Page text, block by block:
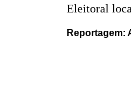
Eleitoral
Reportagem: